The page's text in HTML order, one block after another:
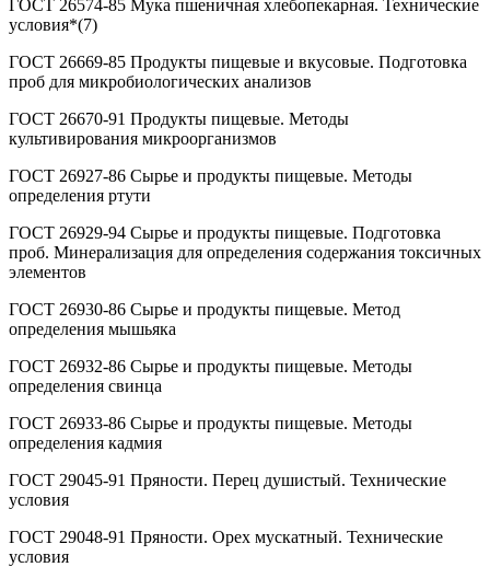
ГОСТ 26574-85 Мука пшеничная хлебопекарная. Технические
условия*(7)
ГОСТ 26669-85 Продукты пищевые и вкусовые. Подготовка
проб для микробиологических анализов
ГОСТ 26670-91 Продукты пищевые. Методы
культивирования микроорганизмов
ГОСТ 26927-86 Сырье и продукты пищевые. Методы
определения ртути
ГОСТ 26929-94 Сырье и продукты пищевые. Подготовка
проб. Минерализация для определения содержания токсичных
элементов
ГОСТ 26930-86 Сырье и продукты пищевые. Метод
определения мышьяка
ГОСТ 26932-86 Сырье и продукты пищевые. Методы
определения свинца
ГОСТ 26933-86 Сырье и продукты пищевые. Методы
определения кадмия
ГОСТ 29045-91 Пряности. Перец душистый. Технические
условия
ГОСТ 29048-91 Пряности. Орех мускатный. Технические
условия